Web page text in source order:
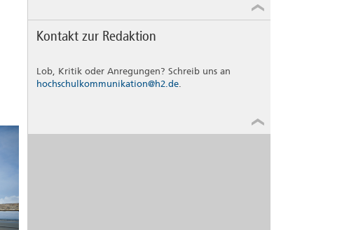
Kontakt zur Redaktion
Lob, Kritik oder Anregungen? Schreib uns an
hochschulkommunikation@h2.de.